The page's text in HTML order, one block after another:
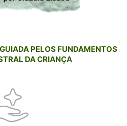
PELOS FUNDAMENTOS
DA CRIANÇA